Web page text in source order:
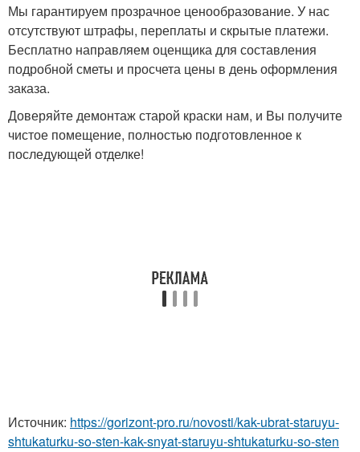
Мы гарантируем прозрачное ценообразование. У нас
отсутствуют штрафы, переплаты и скрытые платежи.
Бесплатно направляем оценщика для составления
подробной сметы и просчета цены в день оформления
заказа.
Доверяйте демонтаж старой краски нам, и Вы получите
чистое помещение, полностью подготовленное к
последующей отделке!
Источник: https://gorizont-pro.ru/novosti/kak-ubrat-staruyu-
shtukaturku-so-sten-kak-snyat-staruyu-shtukaturku-so-sten